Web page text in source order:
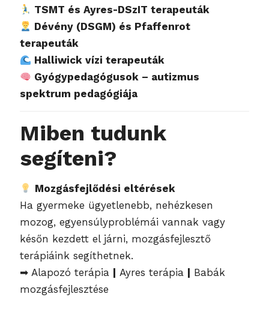
TSMT és Ayres-DSzIT terapeuták
Dévény (DSGM) és Pfaffenrot
terapeuták
Halliwick vízi terapeuták
Gyógypedagógusok – autizmus
spektrum pedagógiája
Miben tudunk
segíteni?
Mozgásfejlődési eltérések
Ha gyermeke ügyetlenebb, nehézkesen
mozog, egyensúlyproblémái vannak vagy
későn kezdett el járni, mozgásfejlesztő
terápiáink segíthetnek.
➡ Alapozó terápia
Ayres terápia
Babák
mozgásfejlesztése